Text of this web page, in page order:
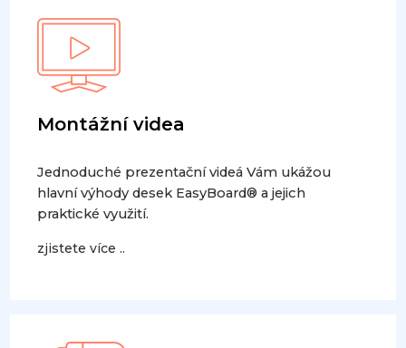
Montážní videa
Jednoduché prezentační videá Vám ukážou
hlavní výhody desek EasyBoard® a jejich
praktické využití.
zjistete více ..